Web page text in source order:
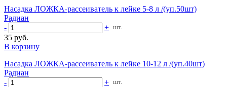
Насадка ЛОЖКА-рассеиватель к лейке 5-8 л /(уп.50шт)
Радиан
-
+ шт.
35 руб.
В корзину
Насадка ЛОЖКА-рассеиватель к лейке 10-12 л /(уп.40шт)
Радиан
-
+ шт.